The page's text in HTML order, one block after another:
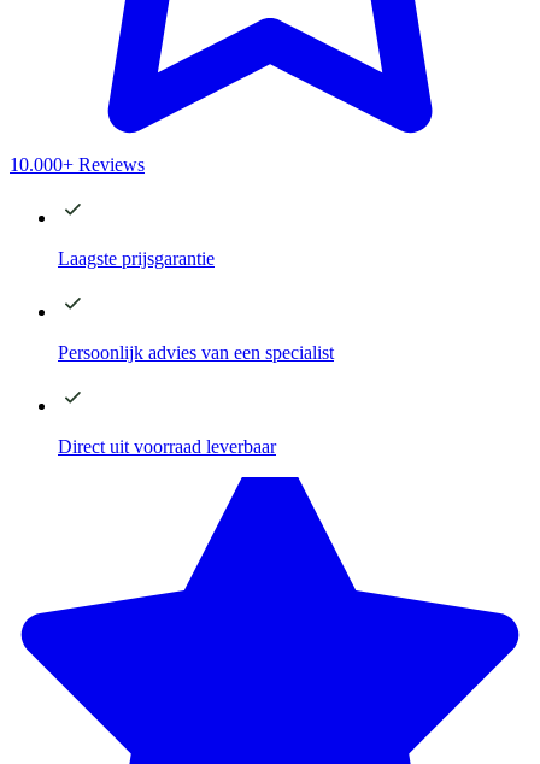
10.000+ Reviews
Laagste prijsgarantie
Persoonlijk advies van een specialist
Direct uit voorraad leverbaar